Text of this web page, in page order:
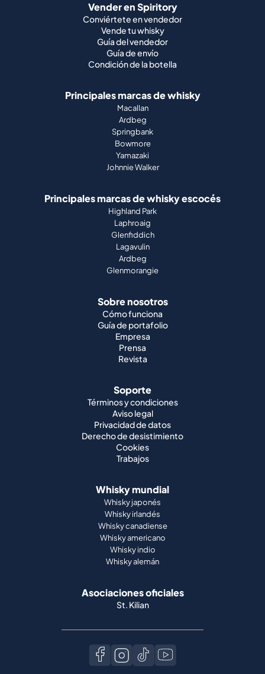
Vender en Spiritory
Conviértete en vendedor
Vende tu whisky
Guía del vendedor
Guía de envío
Condición de la botella
Principales marcas de whisky
Macallan
Ardbeg
Springbank
Bowmore
Yamazaki
Johnnie Walker
Principales marcas de whisky escocés
Highland Park
Laphroaig
Glenfiddich
Lagavulin
Ardbeg
Glenmorangie
Sobre nosotros
Cómo funciona
Guía de portafolio
Empresa
Prensa
Revista
Soporte
Términos y condiciones
Aviso legal
Privacidad de datos
Derecho de desistimiento
Cookies
Trabajos
Whisky mundial
Whisky japonés
Whisky irlandés
Whisky canadiense
Whisky americano
Whisky indio
Whisky alemán
Asociaciones oficiales
St. Kilian